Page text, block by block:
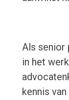
Als senior
in het
kennis